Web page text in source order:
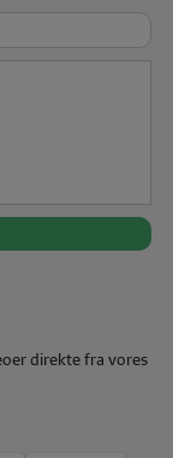
direkte fra vores